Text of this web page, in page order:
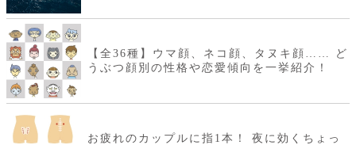
【全36種】ウマ顔、ネコ顔、タヌキ顔…… ど
うぶつ顔別の性格や恋愛傾向を一挙紹介！
お疲れのカップルに指1本！ 夜に効くちょっ